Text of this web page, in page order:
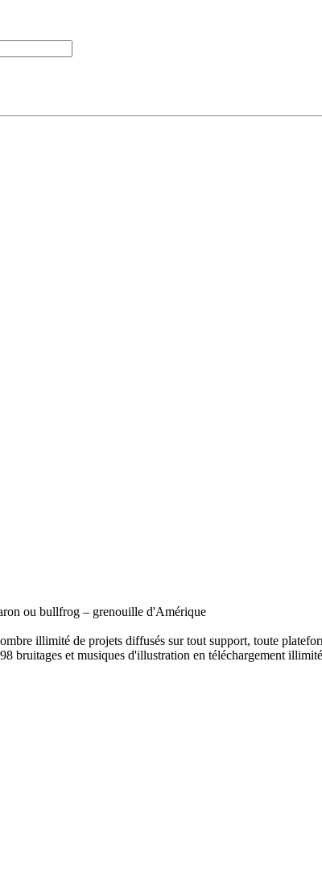
ou bullfrog – grenouille d'Amérique
illimité de projets diffusés sur tout support, toute
bruitages et musiques d'illustration en téléchargement